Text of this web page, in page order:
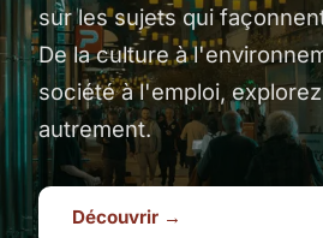
sur les sujets qui
De la culture à
société à l'emploi,
autrement.
Découvrir →